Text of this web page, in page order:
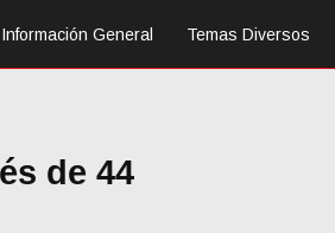
Información General Temas Diversos
de 44